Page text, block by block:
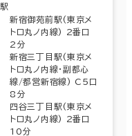
新宿御苑前駅(東京メ
トロ丸ノ内線) 2番口
2分
新宿三丁目駅(東京メ
トロ丸ノ内線･副都心
線/都営新宿線) C5口
8分
四谷三丁目駅(東京メ
トロ丸ノ内線) 2番口
10分